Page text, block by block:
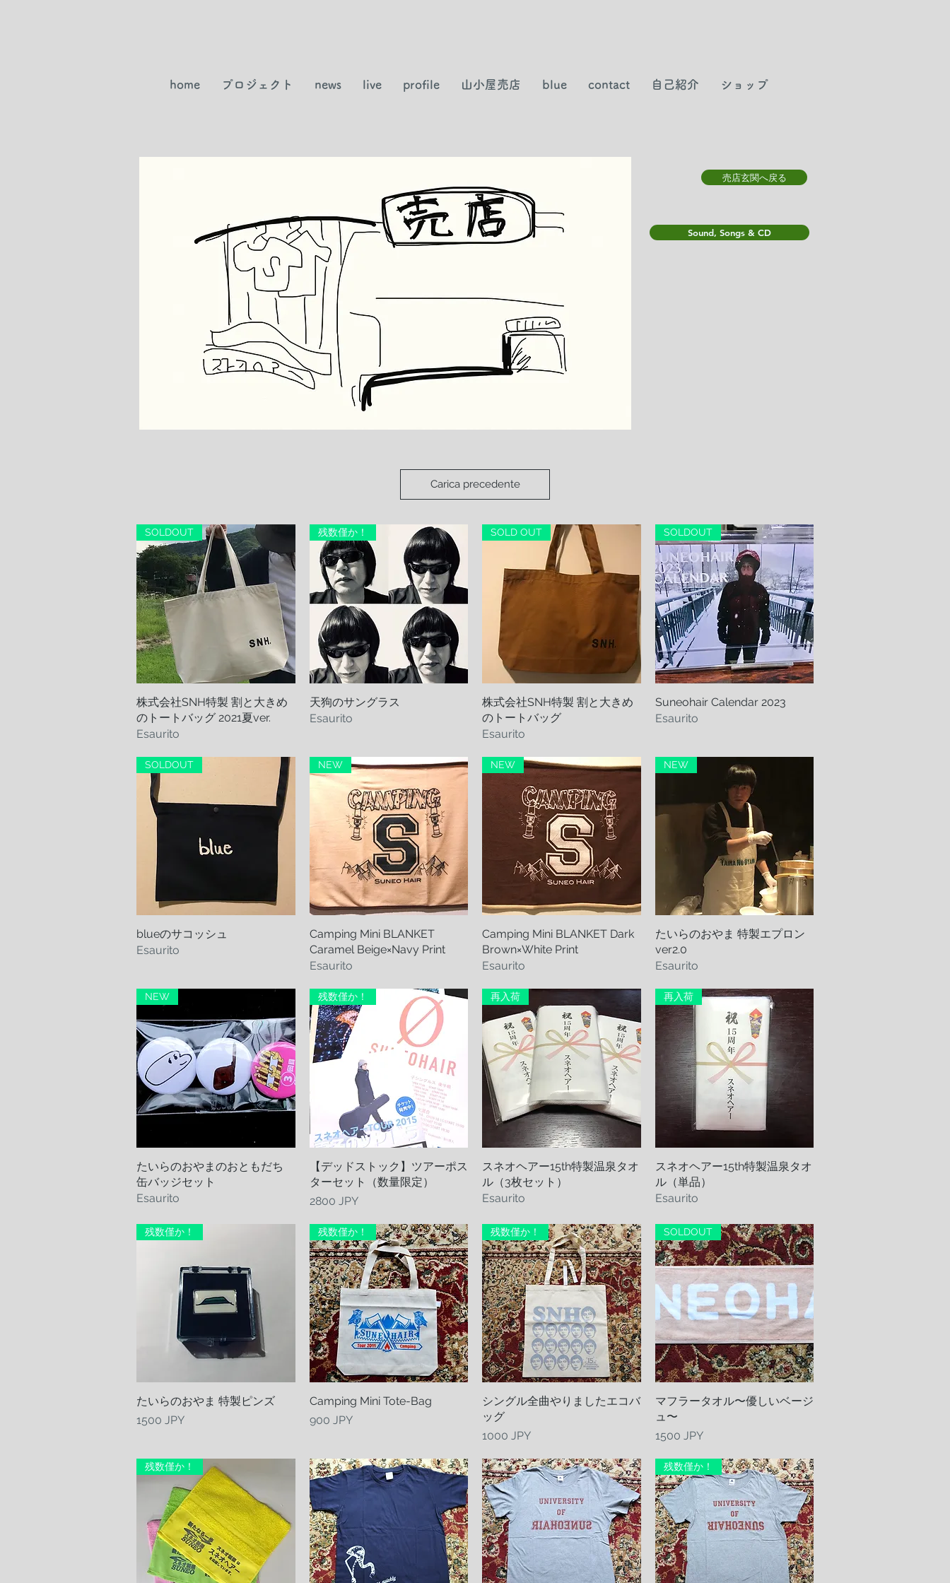
home プロジェクト news live profile 山小屋売店 blue contact 自己紹介 ショップ
売店玄関へ戻る
Sound, Songs & CD
Carica precedente
Vista rapida
SOLDOUT
株式会社SNH特製 割と大きめ
のトートバッグ 2021夏ver.
Esaurito
Vista rapida
残数僅か！
天狗のサングラス
Esaurito
Vista rapida
SOLD OUT
株式会社SNH特製 割と大きめ
のトートバッグ
Esaurito
Vista rapida
SOLDOUT
Suneohair Calendar 2023
Esaurito
Vista rapida
SOLDOUT
blueのサコッシュ
Esaurito
Vista rapida
NEW
Camping Mini BLANKET
Caramel Beige×Navy Print
Esaurito
Vista rapida
NEW
Camping Mini BLANKET Dark
Brown×White Print
Esaurito
Vista rapida
NEW
たいらのおやま 特製エプロン
ver2.0
Esaurito
Vista rapida
NEW
たいらのおやまのおともだち
缶バッジセット
Esaurito
Vista rapida
残数僅か！
【デッドストック】ツアーポス
ターセット（数量限定）
Prezzo
2800 JPY
Vista rapida
再入荷
スネオヘアー15th特製温泉タオ
ル（3枚セット）
Esaurito
Vista rapida
再入荷
スネオヘアー15th特製温泉タオ
ル（単品）
Esaurito
Vista rapida
残数僅か！
たいらのおやま 特製ピンズ
Prezzo
1500 JPY
Vista rapida
残数僅か！
Camping Mini Tote-Bag
Prezzo
900 JPY
Vista rapida
残数僅か！
シングル全曲やりましたエコバ
ッグ
Prezzo
1000 JPY
Vista rapida
SOLDOUT
マフラータオル〜優しいベージ
ュ〜
Prezzo
1500 JPY
残数僅か！ 残数僅か！